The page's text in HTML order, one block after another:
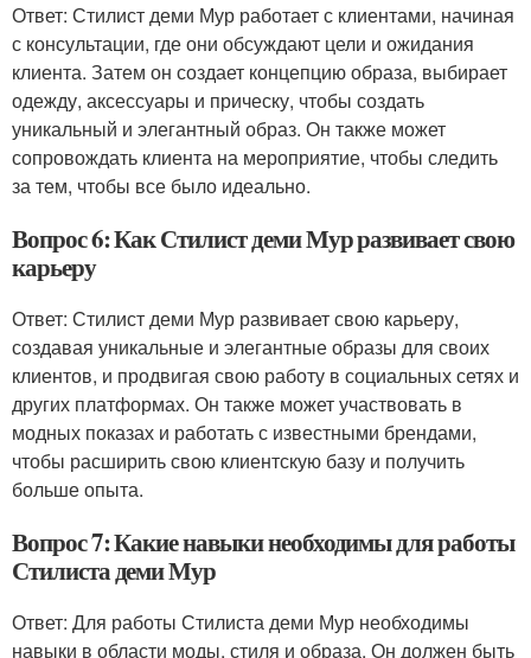
Ответ: Стилист деми Мур работает с клиентами, начиная
с консультации, где они обсуждают цели и ожидания
клиента. Затем он создает концепцию образа, выбирает
одежду, аксессуары и прическу, чтобы создать
уникальный и элегантный образ. Он также может
сопровождать клиента на мероприятие, чтобы следить
за тем, чтобы все было идеально.
Вопрос 6: Как Стилист деми Мур развивает свою
карьеру
Ответ: Стилист деми Мур развивает свою карьеру,
создавая уникальные и элегантные образы для своих
клиентов, и продвигая свою работу в социальных сетях и
других платформах. Он также может участвовать в
модных показах и работать с известными брендами,
чтобы расширить свою клиентскую базу и получить
больше опыта.
Вопрос 7: Какие навыки необходимы для работы
Стилиста деми Мур
Ответ: Для работы Стилиста деми Мур необходимы
навыки в области моды, стиля и образа. Он должен быть